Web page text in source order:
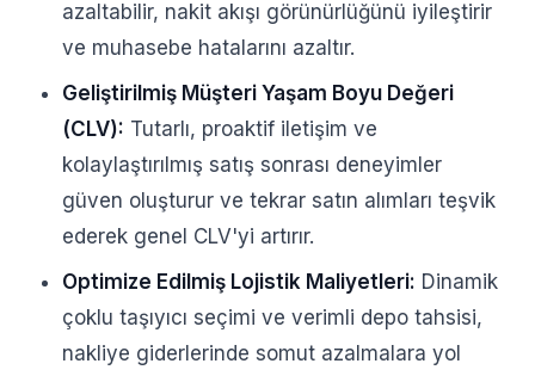
azaltabilir, nakit akışı görünürlüğünü iyileştirir
ve muhasebe hatalarını azaltır.
Geliştirilmiş Müşteri Yaşam Boyu Değeri
(CLV): Tutarlı, proaktif iletişim ve
kolaylaştırılmış satış sonrası deneyimler
güven oluşturur ve tekrar satın alımları teşvik
ederek genel CLV'yi artırır.
Optimize Edilmiş Lojistik Maliyetleri: Dinamik
çoklu taşıyıcı seçimi ve verimli depo tahsisi,
nakliye giderlerinde somut azalmalara yol